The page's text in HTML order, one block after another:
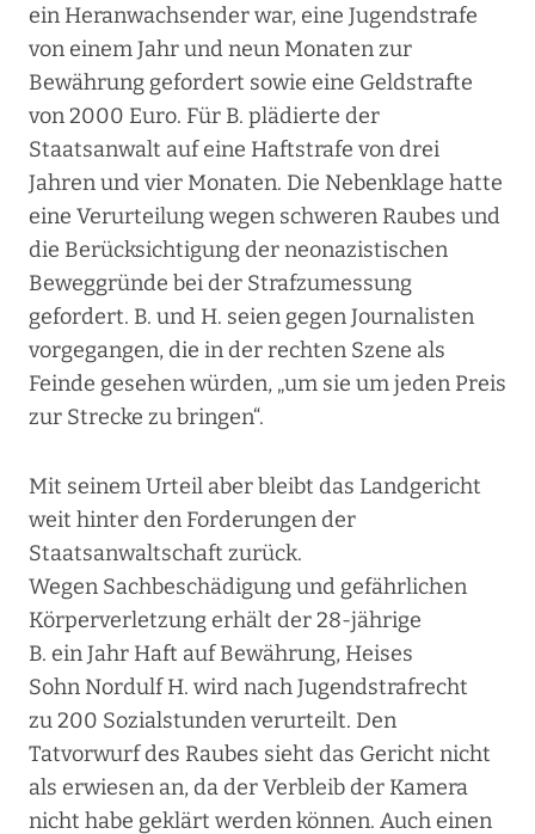
ein Heranwachsender war, eine Jugendstrafe
von einem Jahr und neun Monaten zur
Bewährung gefordert sowie eine Geldstrafte
von 2000 Euro. Für B. plädierte der
Staatsanwalt auf eine Haftstrafe von drei
Jahren und vier Monaten. Die Nebenklage hatte
eine Verurteilung wegen schweren Raubes und
die Berücksichtigung der neonazistischen
Beweggründe bei der Strafzumessung
gefordert. B. und H. seien gegen Journalisten
vorgegangen, die in der rechten Szene als
Feinde gesehen würden, „um sie um jeden Preis
zur Strecke zu bringen“.
Mit seinem Urteil aber bleibt das Landgericht
weit hinter den Forderungen der
Staatsanwaltschaft zurück.
Wegen Sachbeschädigung und gefährlichen
Körperverletzung erhält der 28-jährige
B. ein Jahr Haft auf Bewährung, Heises
Sohn Nordulf H. wird nach Jugendstrafrecht
zu 200 Sozialstunden verurteilt. Den
Tatvorwurf des Raubes sieht das Gericht nicht
als erwiesen an, da der Verbleib der Kamera
nicht habe geklärt werden können. Auch einen